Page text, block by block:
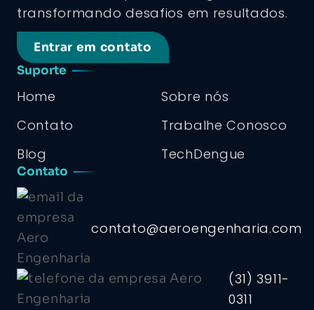
transformando desafios em resultados.
Entrar em contato
Suporte
Home
Sobre nós
Contato
Trabalhe Conosco
Blog
TechDengue
Contato
contato@aeroengenharia.com
(31) 3911-
0311